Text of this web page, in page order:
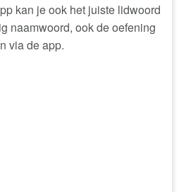
kan je ook het juiste lidwoord
naamwoord, ook de oefening
via de app.